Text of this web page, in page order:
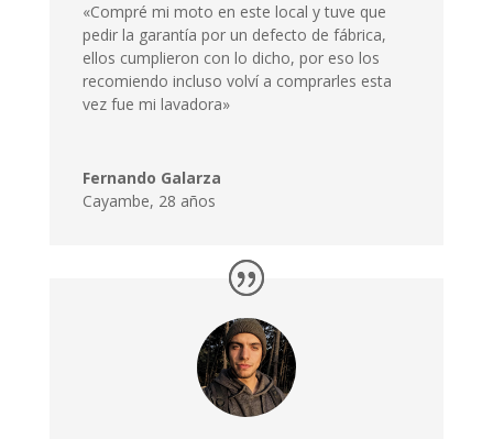
«Compré mi moto en este local y tuve que
pedir la garantía por un defecto de fábrica,
ellos cumplieron con lo dicho, por eso los
recomiendo incluso volví a comprarles esta
vez fue mi lavadora»
Fernando Galarza
Cayambe, 28 años